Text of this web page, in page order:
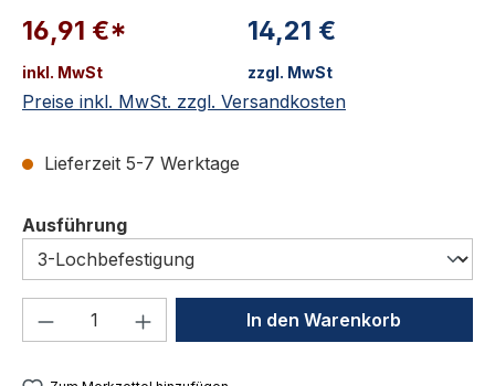
16,91 €*
inkl. MwSt
14,21 €
zzgl. MwSt
Preise inkl. MwSt. zzgl. Versandkosten
Lieferzeit 5-7 Werktage
Ausführungauswählen
Produkt Anzahl: Gib denIn den Warenkorb